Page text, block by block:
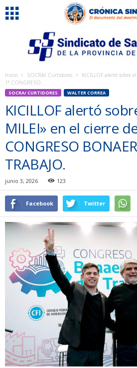
Inicio SOCRA/ Curtidores
KICILLOF alertó sobre
1° CONGRESO...
SOCRA/ CURTIDORES WALTER CORREA
KICILLOF alertó
MILEI» en el cierre
CONGRESO
TRABAJO.
junio 3, 2026 123
Facebook Twitter